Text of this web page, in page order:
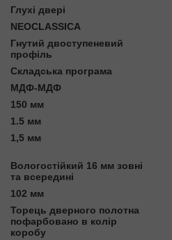
Глухі двері
NEOCLASSICA
Гнутий двоступеневий
профіль
Складська програма
МДФ-МДФ
150 мм
1.5 мм
1,5 мм
Вологостійкий 16 мм зовні
та всередині
102 мм
Торець дверного полотна
пофарбовано в колір
коробу